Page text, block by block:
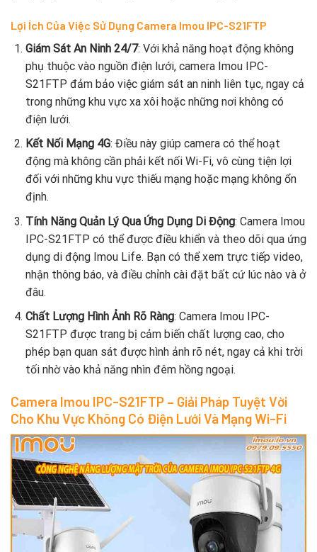
Lợi Ích Của Việc Sử Dụng Camera Imou IPC-S21FTP
Giám Sát An Ninh 24/7: Với khả năng hoạt động không
phụ thuộc vào nguồn điện lưới, camera Imou IPC-
S21FTP đảm bảo việc giám sát an ninh liên tục, ngay cả
trong những khu vực xa xôi hoặc những nơi không có
điện lưới.
Kết Nối Mạng 4G: Điều này giúp camera có thể hoạt
động mà không cần phải kết nối Wi-Fi, vô cùng tiện lợi
đối với những khu vực thiếu mạng hoặc mạng không ổn
định.
Tính Năng Quản Lý Qua Ứng Dụng Di Động: Camera Imou
IPC-S21FTP có thể được điều khiển và theo dõi qua ứng
dụng di động Imou Life. Bạn có thể xem trực tiếp video,
nhận thông báo, và điều chỉnh cài đặt bất cứ lúc nào và ở
đâu.
Chất Lượng Hình Ảnh Rõ Ràng: Camera Imou IPC-
S21FTP được trang bị cảm biến chất lượng cao, cho
phép bạn quan sát được hình ảnh rõ nét, ngay cả khi trời
tối nhờ vào khả năng nhìn đêm hồng ngoại.
Camera Imou IPC-S21FTP – Giải Pháp Tuyệt Vời
Cho Khu Vực Không Có Điện Lưới Và Mạng Wi-Fi